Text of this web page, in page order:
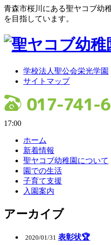
青森市桜川にある聖ヤコブ幼
を目指しています。
学校法人聖公会栄光学園
サイトマップ
17:00
ホーム
新着情報
聖ヤコブ幼稚園について
園での生活
子育て支援
入園案内
アーカイブ
2020/01/31 表彰状🏆